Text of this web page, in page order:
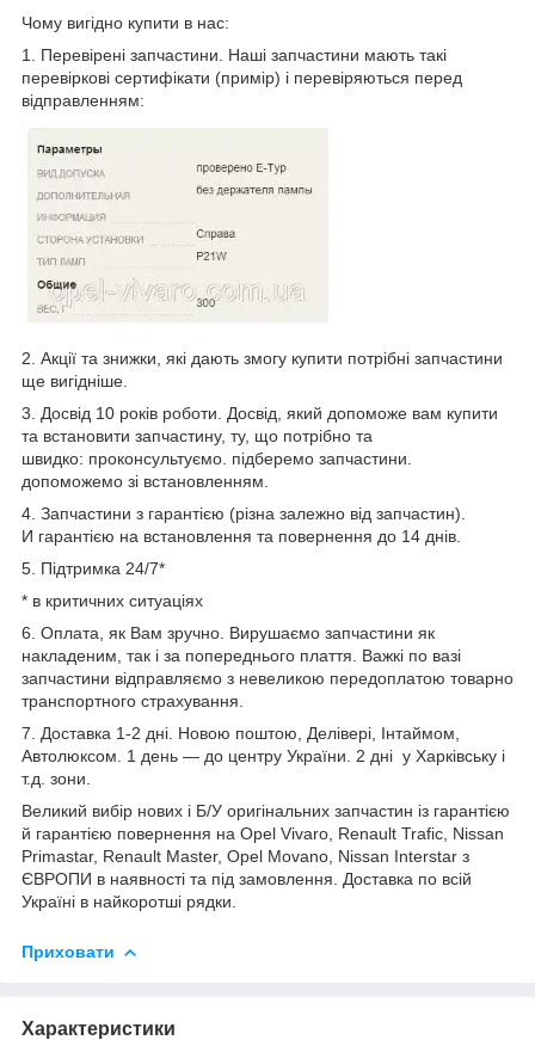
Чому вигідно купити в нас:
1. Перевірені запчастини. Наші запчастини мають такі
перевіркові сертифікати (примір) і перевіряються перед
відправленням:
2. Акції та знижки, які дають змогу купити потрібні запчастини
ще вигідніше.
3. Досвід 10 років роботи. Досвід, який допоможе вам купити
та встановити запчастину, ту, що потрібно та
швидко: проконсультуємо. підберемо запчастини.
допоможемо зі встановленням.
4. Запчастини з гарантією (різна залежно від запчастин).
И гарантією на встановлення та повернення до 14 днів.
5. Підтримка 24/7*
* в критичних ситуаціях
6. Оплата, як Вам зручно. Вирушаємо запчастини як
накладеним, так і за попереднього плаття. Важкі по вазі
запчастини відправляємо з невеликою передоплатою товарно
транспортного страхування.
7. Доставка 1-2 дні. Новою поштою, Делівері, Інтаймом,
Автолюксом. 1 день — до центру України. 2 дні у Харківську і
т.д. зони.
Великий вибір нових і Б/У оригінальних запчастин із гарантією
й гарантією повернення на Opel Vivaro, Renault Trafic, Nissan
Primastar, Renault Master, Opel Movano, Nissan Interstar з
ЄВРОПИ в наявності та під замовлення. Доставка по всій
Україні в найкоротші рядки.
Приховати
Характеристики